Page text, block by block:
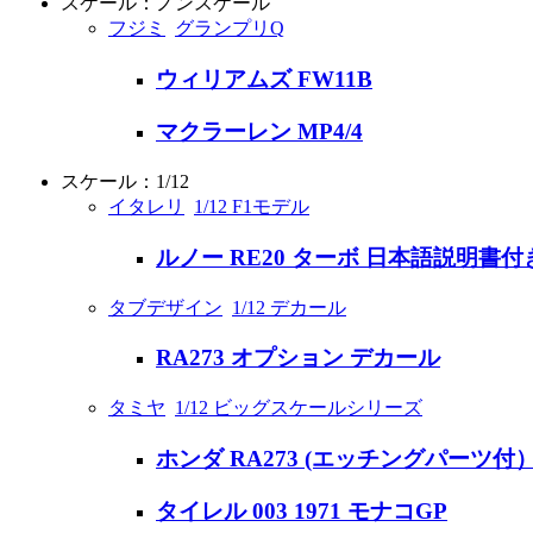
フジミ
グランプリQ
ウィリアムズ FW11B
マクラーレン MP4/4
スケール：1/12
イタレリ
1/12 F1モデル
ルノー RE20 ターボ 日本語説明書付
タブデザイン 1/12 デカール
RA273 オプション デカール
タミヤ 1/12 ビッグスケールシリーズ
ホンダ RA273 (エッチングパーツ付
タイレル 003 1971 モナコGP